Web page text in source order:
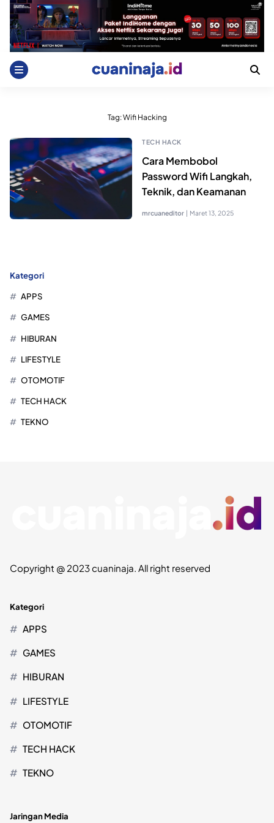
Skip
content
Tag:Wifi Hacking
TECH HACK
Cara Membobol
Password Wifi Langkah,
Teknik, dan Keamanan
mrcuaneditor | Maret 13, 2025
Kategori
APPS
GAMES
HIBURAN
LIFESTYLE
OTOMOTIF
TECH HACK
TEKNO
Copyright @ 2023 cuaninaja. All right reserved
Kategori
APPS
GAMES
HIBURAN
LIFESTYLE
OTOMOTIF
TECH HACK
TEKNO
Jaringan Media